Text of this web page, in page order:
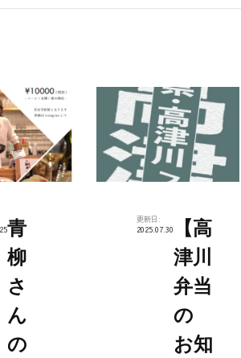
青
柳
さ
ん
の
更新日:
2025.07.30
【高
津川
弁当
の
お知